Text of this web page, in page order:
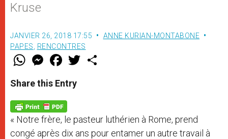
Kruse
JANVIER 26, 2018 17:55
ANNE KURIAN-MONTABONE
PAPES
RENCONTRES
W
t
s
p
p
M
e
s
e
g
e
r
F
a
e
b
o
k
w
Share this Entry
« Notre frère, le pasteur luthérien à Rome, prend
congé après dix ans pour entamer un autre travail à